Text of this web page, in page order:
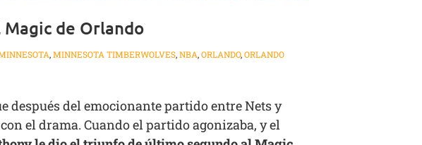
de Orlando
,MINNESOTA TIMBERWOLVES,NBA,ORLANDO,ORLANDO
después del emocionante partido entre Nets y
el drama. Cuando el partido agonizaba, y el